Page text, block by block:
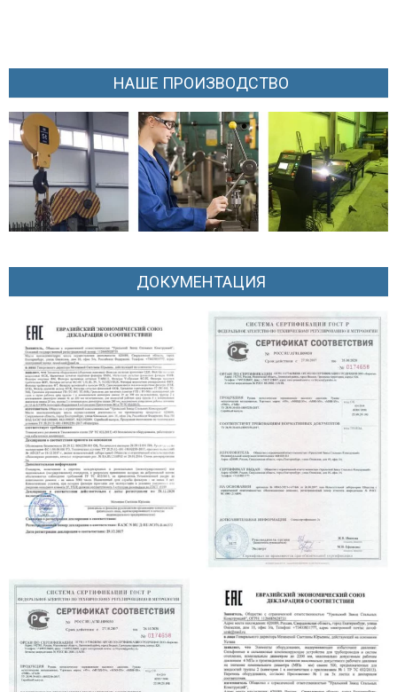
НАШЕ ПРОИЗВОДСТВО
ДОКУМЕНТАЦИЯ